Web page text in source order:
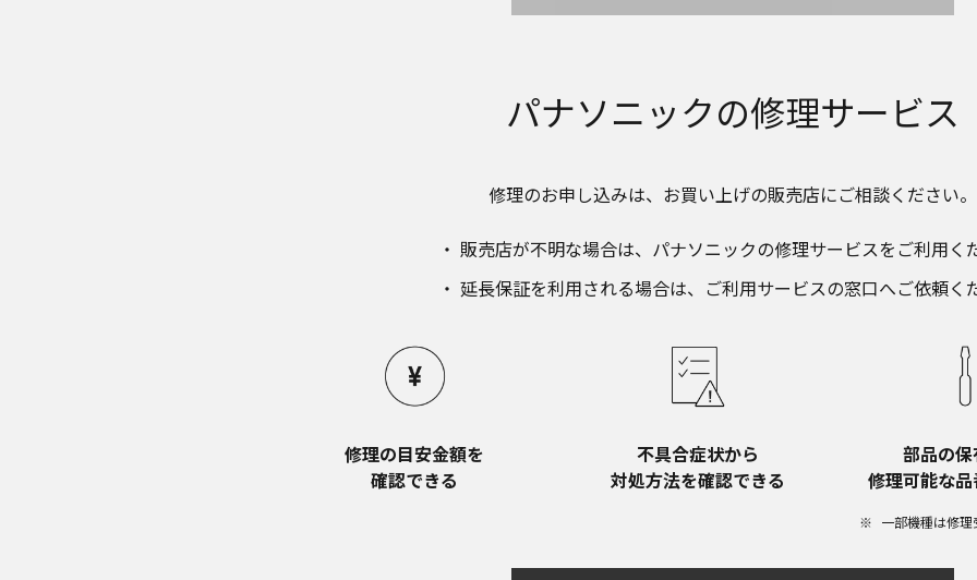
品に同梱される取扱説明書が改訂されている場合、当社の選択により、予告なく、発売
版を本ウェブサイトに掲載する場合もあります。ただし、本ウェブサイトに公開されて
はそれらの印刷物は公開しておりませんことをご了承ください。
商品ご使用時の安全上のご注意については、取扱説明書に記載または別途同梱の別紙に
ますが、本ウェブサイトでは別紙にて提供している情報は公開しておりません。
ら、ご購入店、お近くの当社商品の取扱店、または当社サービス会社に直接お問い合わ
本ウェブサイトのサービスに係わる損害の免責
本ウェブサイトのサービスの利用、または利用できなかったことにより万一損害（データ
ついてあらかじめ知らされた場合でも、当社は一切責任を負いませんことをご了承ください
本ウェブサイトのサービスの中止、変更など
本ウェブサイトのサービスは予告なく中止、または内容や条件を変更する場合があります。
パナソニックの修理サービス
修理のお申し込みは、​ お買い上げの販売店にご相談ください。​
販売店が不明な場合は、​パナソニックの修理サービスをご利用く
延長保証を利用される場合は、​ご利用サービスの窓口へご依頼く
修理の目安金額を​
確認できる
不具合症状から​
対処方法を確認できる
部品の
修理可能な
一部機種は修